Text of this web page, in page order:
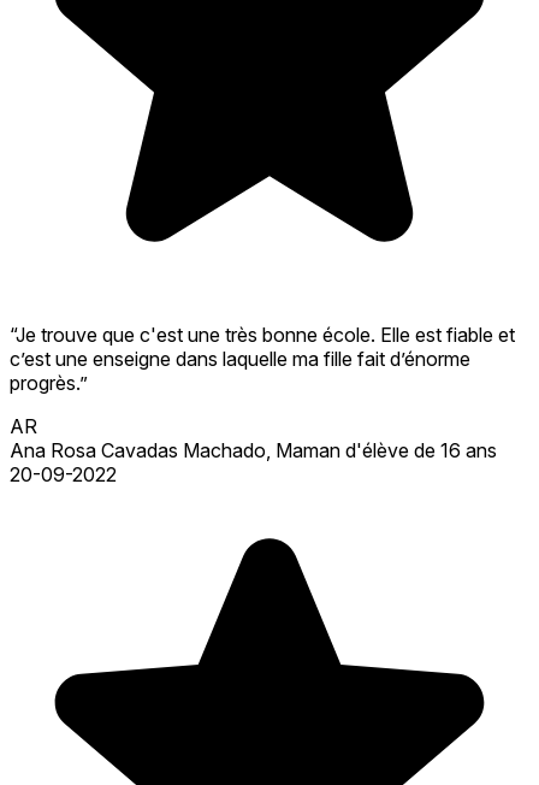
“Je trouve que c'est une très bonne école. Elle est fiable et
c’est une enseigne dans laquelle ma fille fait d’énorme
progrès.”
AR
Ana Rosa Cavadas Machado, Maman d'élève de 16 ans
20-09-2022